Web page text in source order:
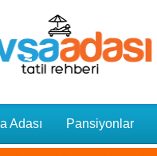
Adası Pansiyonlar